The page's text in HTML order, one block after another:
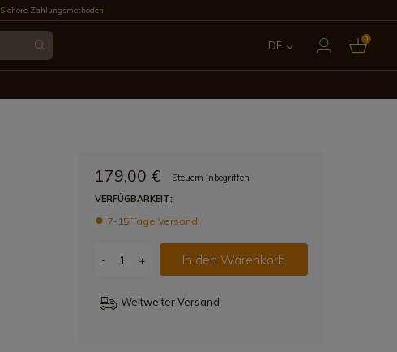
Sichere Zahlungsmethoden
DE 0
179,00 €
Steuern inbegriffen
VERFÜGBARKEIT:
7-15 Tage Versand
- + In den Warenkorb
Weltweiter Versand